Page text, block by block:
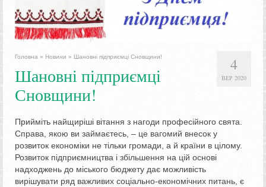
4
ВЕР 2020
Головна » Новини » Шановні підприємці Сновщини!
Шановні підприємці
Сновщини!
Прийміть найщиріші вітання з нагоди професійного свята.
Справа, якою ви займаєтесь, – це вагомий внесок у
розвиток економіки не тільки громади, а й країни в цілому.
Розвиток підприємництва і збільшення на цій основі
надходжень до міського бюджету дає можливість
вирішувати ряд важливих соціально-економічних питань, є